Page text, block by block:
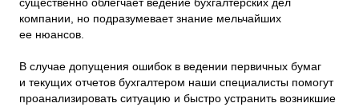
компании, но подразумевает знание мельчайших
ее нюансов.
В случае допущения ошибок в ведении первичных бумаг
и текущих отчетов бухгалтером наши специалисты помогут
проанализировать ситуацию и быстро устранить возникшие